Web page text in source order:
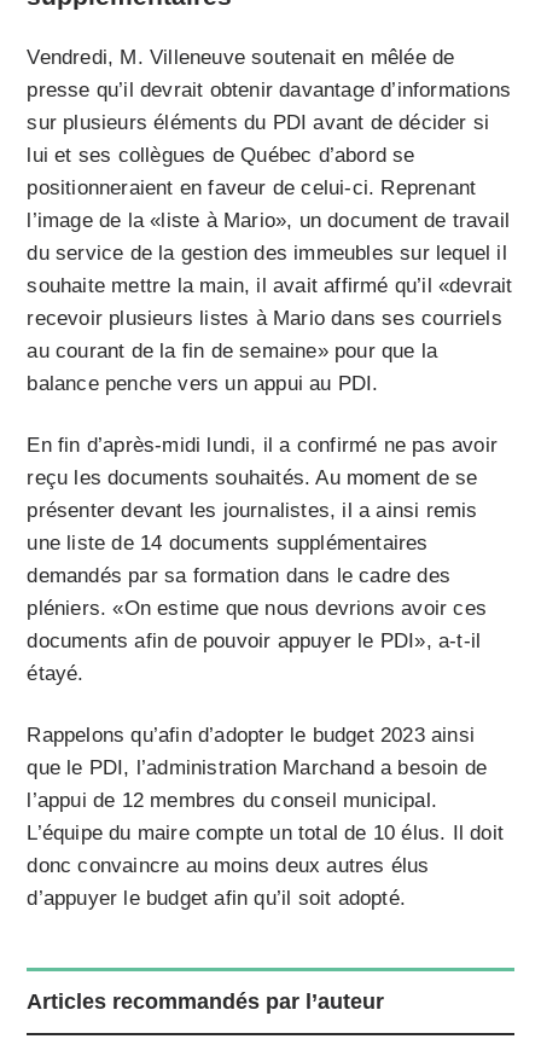
Vendredi, M. Villeneuve soutenait en mêlée de
presse qu’il devrait obtenir davantage d’informations
sur plusieurs éléments du PDI avant de décider si
lui et ses collègues de Québec d’abord se
positionneraient en faveur de celui-ci. Reprenant
l’image de la «liste à Mario», un document de travail
du service de la gestion des immeubles sur lequel il
souhaite mettre la main, il avait affirmé qu’il «devrait
recevoir plusieurs listes à Mario dans ses courriels
au courant de la fin de semaine» pour que la
balance penche vers un appui au PDI.
En fin d’après-midi lundi, il a confirmé ne pas avoir
reçu les documents souhaités. Au moment de se
présenter devant les journalistes, il a ainsi remis
une liste de 14 documents supplémentaires
demandés par sa formation dans le cadre des
pléniers. «On estime que nous devrions avoir ces
documents afin de pouvoir appuyer le PDI», a-t-il
étayé.
Rappelons qu’afin d’adopter le budget 2023 ainsi
que le PDI, l’administration Marchand a besoin de
l’appui de 12 membres du conseil municipal.
L’équipe du maire compte un total de 10 élus. Il doit
donc convaincre au moins deux autres élus
d’appuyer le budget afin qu’il soit adopté.
Articles recommandés par l’auteur